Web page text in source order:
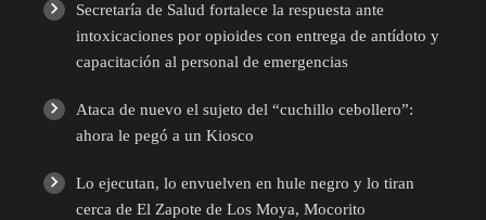
Secretaría de Salud fortalece la respuesta ante
intoxicaciones por opioides con entrega de antídoto y
capacitación al personal de emergencias
Ataca de nuevo el sujeto del “cuchillo cebollero”:
ahora le pegó a un Kiosco
Lo ejecutan, lo envuelven en hule negro y lo tiran
cerca de El Zapote de Los Moya, Mocorito